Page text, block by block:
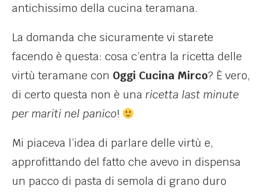
antichissimo della cucina teramana.
La domanda che sicuramente vi starete
facendo è questa: cosa c’entra la ricetta delle
virtù teramane con Oggi Cucina Mirco? È vero,
di certo questa non è una ricetta last minute
per mariti nel panico!
Mi piaceva l’idea di parlare delle virtù e,
approfittando del fatto che avevo in dispensa
un pacco di pasta di semola di grano duro